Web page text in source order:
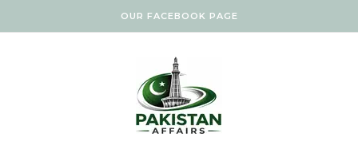
OUR FACEBOOK PAGE